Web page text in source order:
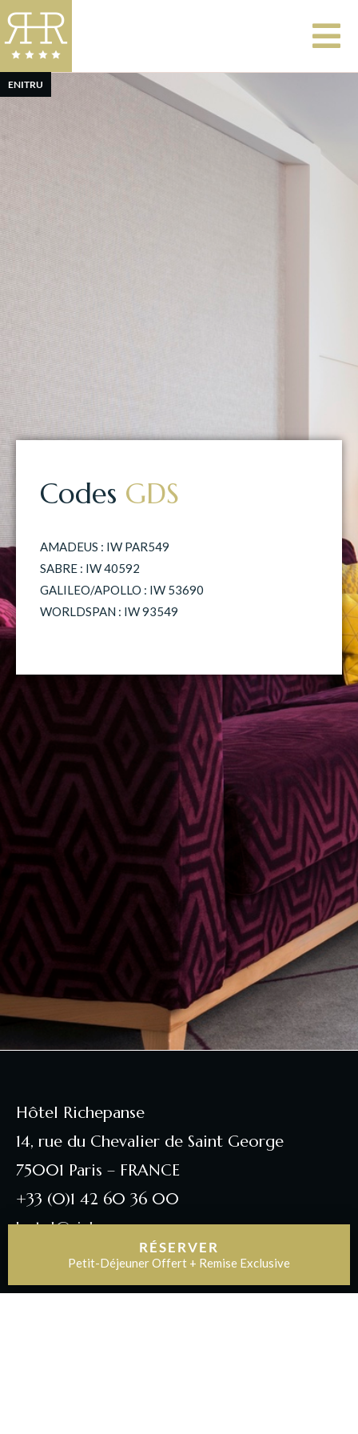
ENITRU
RÉSERVER
Petit-Déjeuner Offert + Remise Exclusive
Codes GDS
AMADEUS : IW PAR549
SABRE : IW 40592
GALILEO/APOLLO : IW 53690
WORLDSPAN : IW 93549
Hôtel Richepanse
14, rue du Chevalier de Saint George
75001 Paris – FRANCE
+33 (0)1 42 60 36 00
hotel@richepanse.com
LANGUES